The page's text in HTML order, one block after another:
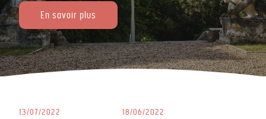
En savoir plus
13/07/2022 18/06/2022